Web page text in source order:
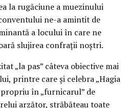
la rugăciune a muezinului
ne-a amintit de
a locului în care ne
slujirea confrații noștri.
„la pas” câteva obiective mai
printre care și celebra „Hagia
în „furnicarul” de
arzător, străbăteau toate